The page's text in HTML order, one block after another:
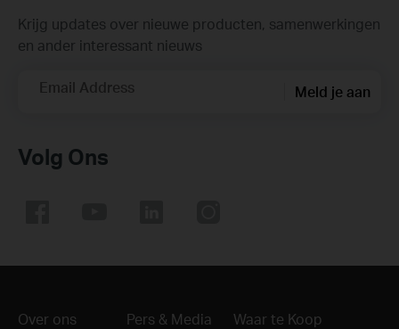
Krijg updates over nieuwe producten, samenwerkingen
en ander interessant nieuws
Email Address Meld je aan
Volg Ons
Over ons Pers & Media Waar te Koop